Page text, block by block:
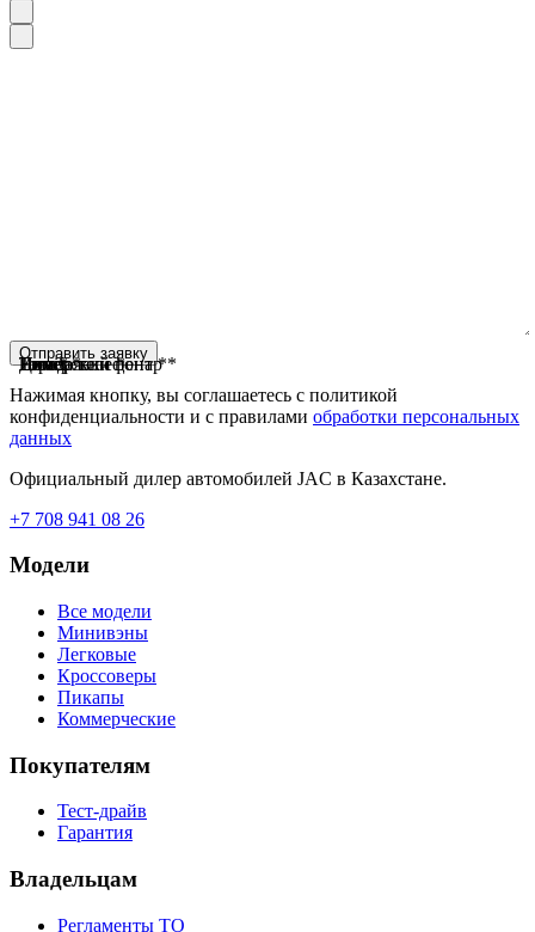
Тип заявки *
Город *
Дилерский центр *
Имя *
Номер телефона *
Email
Отправить заявку
Нажимая кнопку, вы соглашаетесь с политикой
конфиденциальности и с правилами обработки персональных
данных
Официальный дилер автомобилей JAC в Казахстане.
+7 708 941 08 26
Модели
Все модели
Минивэны
Легковые
Кроссоверы
Пикапы
Коммерческие
Покупателям
Тест-драйв
Гарантия
Владельцам
Регламенты ТО